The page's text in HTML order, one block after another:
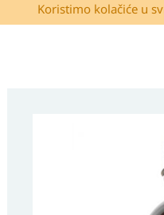
Koristimo kolačiće u